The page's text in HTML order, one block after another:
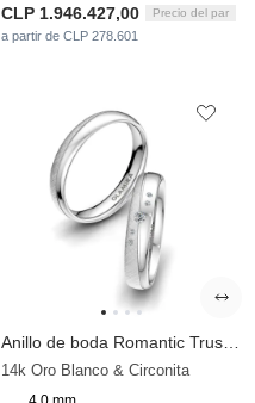
CLP 1.946.427,00 Precio del par
a partir de CLP 278.601
14k Oro Blanco & Circonita